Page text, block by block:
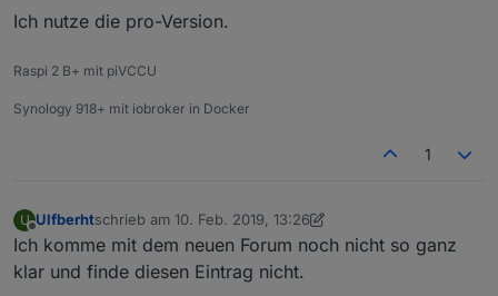
Ich nutze die pro-Version.
Raspi 2 B+ mit piVCCU
Synology 918+ mit iobroker in Docker
1
U
Offline
Ulfberhtschrieb am 10. Feb. 2019, 13:26
zuletzt editiert von Ulfberht2. Okt. 2019, 14:28
Ich komme mit dem neuen Forum noch nicht so ganz
klar und finde diesen Eintrag nicht.